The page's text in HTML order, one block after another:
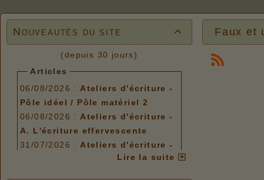

Nouveautés du site
(depuis 30 jours)
Articles
06/08/2026 : Ateliers d'écriture -
Pôle idéel / Pôle matériel 2
06/08/2026 : Ateliers d'écriture -
A. L'écriture effervescente
31/07/2026 : Ateliers d'écriture -
Lire la suite
Faux et